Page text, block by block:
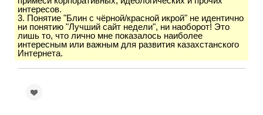
интересов.
3. Понятие "Блин с чёрной/красной икрой" не идентично
ни понятию "Лучший сайт недели", ни наоборот! Это
лишь то, что лично мне показалось наиболее
интересным или важным для развития казахстанского
Интернета.